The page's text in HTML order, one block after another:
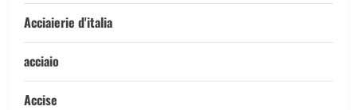
Acciaierie d'italia
acciaio
Accise